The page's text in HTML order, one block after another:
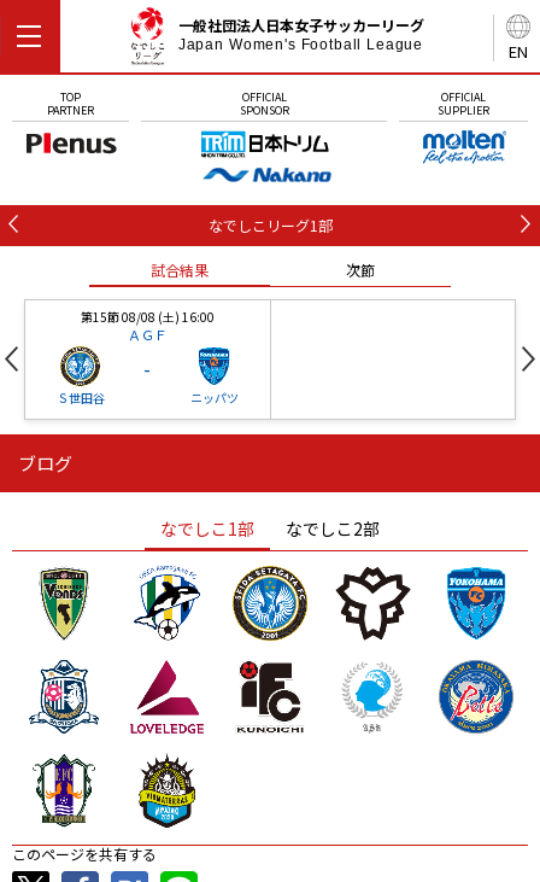
EN
一般社団法人日本女子サッカーリーグ
Japan Women's Football League
TOP
PARTNER
OFFICIAL
SPONSOR
OFFICIAL
SUPPLIER
なでしこリーグ1部
試合結果 次節
第15節 08/08 (土) 16:00
ＡＧＦ
Ｓ世田谷
-
ニッパツ
ニッパツ
ニッパツ 名古屋
石人の星
静岡 愛媛Ｌ
ブログ
なでしこ1部 なでしこ2部
このページを共有する